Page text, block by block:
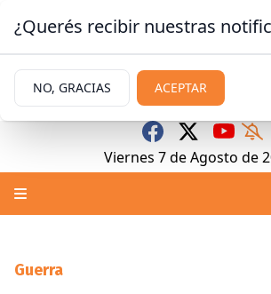
Viernes 7deAgosto de
Guerra
¿Querés recibir nuestras
NO, GRACIAS ACEPTAR